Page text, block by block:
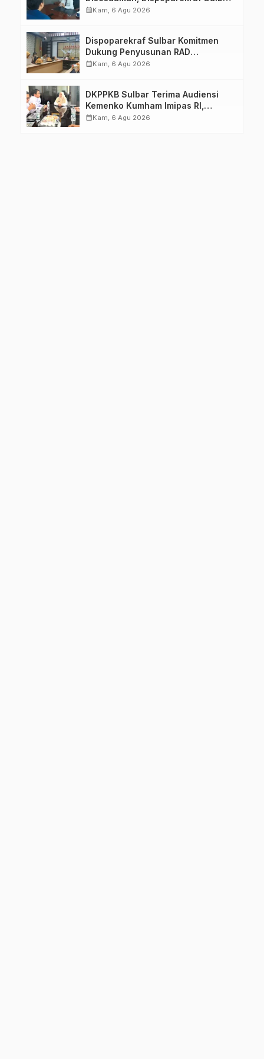
Pastikan Persiapan Tetap
calendar_monthKam, 6 Agu 2026
Dispoparekraf Sulbar Komitmen
Dukung Penyusunan RAD
TPB/SDGs Sulawesi Barat
calendar_monthKam, 6 Agu 2026
DKPPKB Sulbar Terima Audiensi
Kemenko Kumham Imipas RI,
Perkuat Pelayanan Kesehatan bagi
calendar_monthKam, 6 Agu 2026